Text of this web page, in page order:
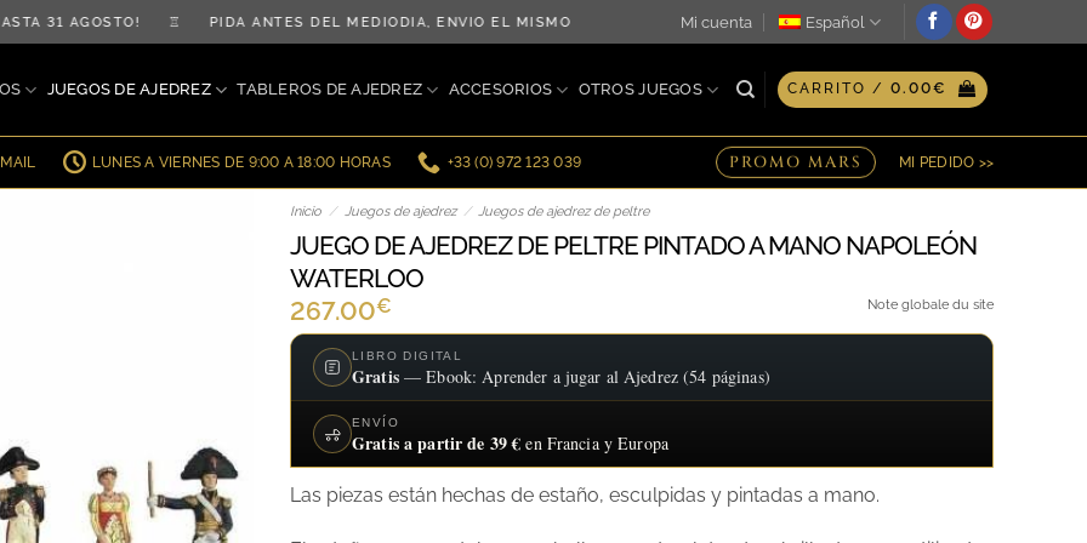
31 AGOSTO! ♖ PIDA ANTES DEL MEDIODÍA, ENVÍO EL MISMO DÍA ♖ OPCIÓN DE GRABADO PERSONALIZADO EN
Mi cuenta Español
JUEGOS DE AJEDREZ TABLEROS DE AJEDREZ ACCESORIOS OTROS JUEGOS CARRITO / 0.00€
LUNES A VIERNES DE 9:00 A 18:00 HORAS +33 (0) 972 123 039 PROMO MARS MI PEDIDO >>
Inicio / Juegos de ajedrez / Juegos de ajedrez de peltre
JUEGO DE AJEDREZ DE PELTRE PINTADO A MANO NAPOLEÓN
WATERLOO
267.00€ Note globale du site
LIBRO DIGITAL
Gratis— Ebook: Aprender a jugar al Ajedrez (54 páginas)
ENVÍO
Gratis a partir de 39 € en Francia y Europa
Las piezas están hechas de estaño, esculpidas y pintadas a mano.